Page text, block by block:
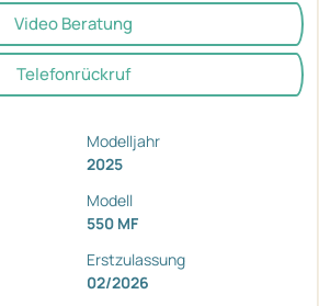
Video Beratung
Telefonrückruf
Modelljahr
2025
Modell
550 MF
Erstzulassung
02/2026